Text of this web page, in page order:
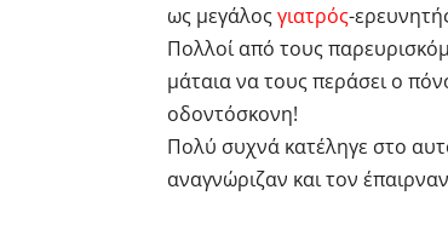
ως μεγάλοςγιατρός-
Πολλοί από τους
μάταια να τους περάσει ο
οδοντόσκονη!
Πολύ συχνά κατέληγε στο
αναγνώριζαν και τον